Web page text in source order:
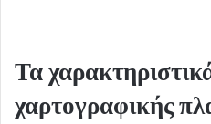
Τα
χαρτογραφικής